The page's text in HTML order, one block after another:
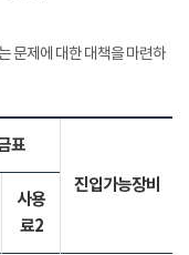
문제에 대한 대책을 마련하
표
진입가능장비
사용
료2